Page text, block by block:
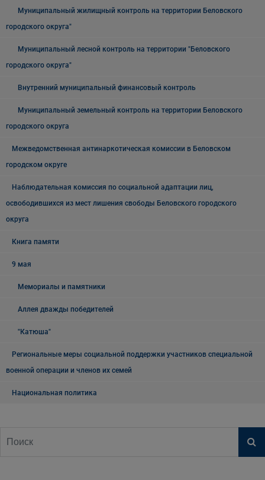
Муниципальный жилищный контроль на территории Беловского
городского округа"
Муниципальный лесной контроль на территории "Беловского
городского округа"
Внутренний муниципальный финансовый контроль
Муниципальный земельный контроль на территории Беловского
городского округа
Межведомственная антинаркотическая комиссии в Беловском
городском округе
Наблюдательная комиссия по социальной адаптации лиц,
освободившихся из мест лишения свободы Беловского городского
округа
Книга памяти
9 мая
Мемориалы и памятники
Аллея дважды победителей
"Катюша"
Региональные меры социальной поддержки участников специальной
военной операции и членов их семей
Национальная политика